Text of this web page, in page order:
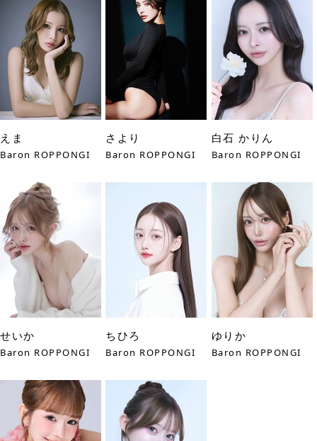
えま
Baron ROPPONGI
さより
Baron ROPPONGI
白石 かりん
Baron ROPPONGI
せいか
Baron ROPPONGI
ちひろ
Baron ROPPONGI
ゆりか
Baron ROPPONGI